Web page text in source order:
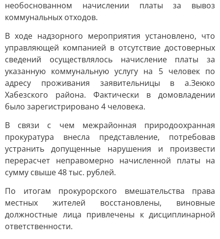
необоснованном начислении платы за вывоз
коммунальных отходов.
В ходе надзорного мероприятия установлено, что
управляющей компанией в отсутствие достоверных
сведений осуществлялось начисление платы за
указанную коммунальную услугу на 5 человек по
адресу проживания заявительницы в а.Зеюко
Хабезского района. Фактически в домовладении
было зарегистрировано 4 человека.
В связи с чем межрайонная природоохранная
прокуратура внесла представление, потребовав
устранить допущенные нарушения и произвести
перерасчет неправомерно начисленной платы на
сумму свыше 48 тыс. рублей.
По итогам прокурорского вмешательства права
местных жителей восстановлены, виновные
должностные лица привлечены к дисциплинарной
ответственности.